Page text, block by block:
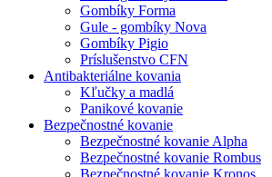
Gombíky Forma
Gule - gombíky Nova
Gombíky Pigio
Príslušenstvo CFN
Antibakteriálne kovania
Kľučky a madlá
Panikové kovanie
Bezpečnostné kovanie
Bezpečnostné kovanie Alpha
Bezpečnostné kovanie Rombus
Bezpečnostné kovanie Kronos